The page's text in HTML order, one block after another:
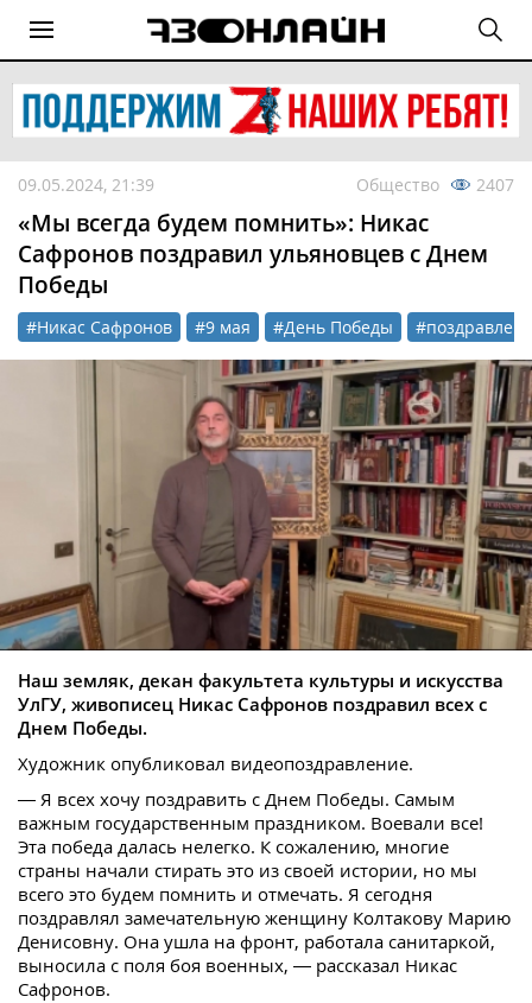
09.05.2024, 21:39 Общество 2407
«Мы всегда будем помнить»: Никас
Сафронов поздравил ульяновцев с Днем
Победы
#Никас Сафронов #9 мая #День Победы
Наш земляк, декан факультета культуры и искусства
УлГУ, живописец Никас Сафронов поздравил всех с
Днем Победы.
Художник опубликовал видеопоздравление.
— Я всех хочу поздравить с Днем Победы. Самым
важным государственным праздником. Воевали все!
Эта победа далась нелегко. К сожалению, многие
страны начали стирать это из своей истории, но мы
всего это будем помнить и отмечать. Я сегодня
поздравлял замечательную женщину Колтакову Марию
Денисовну. Она ушла на фронт, работала санитаркой,
выносила с поля боя военных, — рассказал Никас
Сафронов.